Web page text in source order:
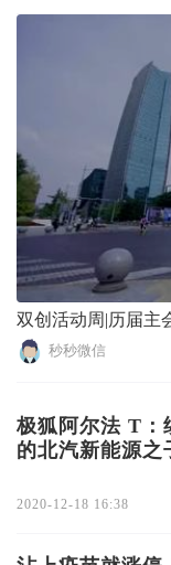
双创活动周|历届
秒秒微信
极狐阿尔法 T：
的北汽新能源之
2020-12-18 16:38